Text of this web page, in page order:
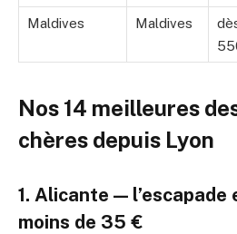
Maldives Maldives
Nos 14 meilleures
chères depuis Lyon
1. Alicante — l’escapade
moins de 35 €